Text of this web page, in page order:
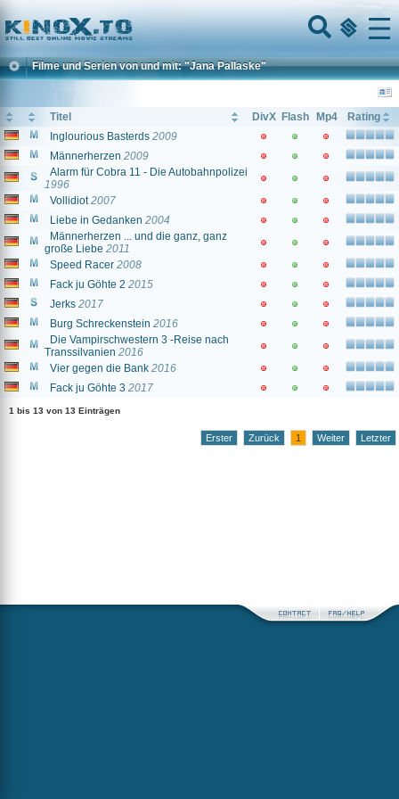
Home
Menu
Filme und Serien von und mit: "Jana Pallaske"
Titel DivX Flash Mp4
Rating
Inglourious Basterds 2009
Männerherzen 2009
Alarm für Cobra 11 - Die Autobahnpolizei
1996
Vollidiot 2007
Liebe in Gedanken 2004
Männerherzen ... und die ganz, ganz
große Liebe 2011
Speed Racer 2008
Fack ju Göhte 2 2015
Jerks 2017
Burg Schreckenstein 2016
Die Vampirschwestern 3 -Reise nach
Transsilvanien 2016
Vier gegen die Bank 2016
Fack ju Göhte 3 2017
1 bis 13 von 13 Einträgen
Erster Zurück 1 Weiter Letzter